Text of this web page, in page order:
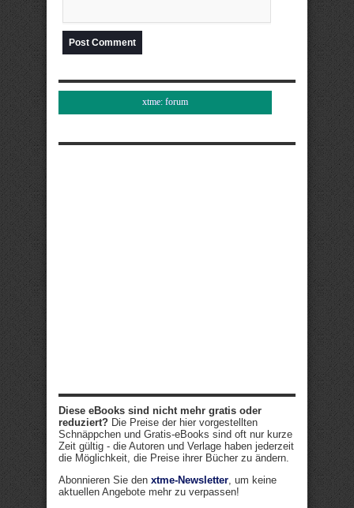
xtme: forum
Diese eBooks sind nicht mehr gratis oder
reduziert? Die Preise der hier vorgestellten
Schnäppchen und Gratis-eBooks sind oft nur kurze
Zeit gültig - die Autoren und Verlage haben jederzeit
die Möglichkeit, die Preise ihrer Bücher zu ändern.
Abonnieren Sie den xtme-Newsletter, um keine
aktuellen Angebote mehr zu verpassen!